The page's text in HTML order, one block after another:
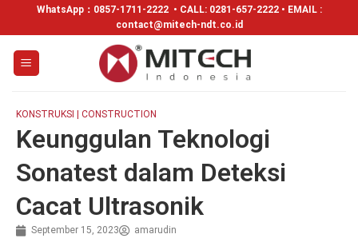
WhatsApp： 0857-1711-2222 • CALL: 0281-657-2222 • EMAIL :
contact@mitech-ndt.co.id
KONSTRUKSI | CONSTRUCTION
Keunggulan Teknologi
Sonatest dalam Deteksi
Cacat Ultrasonik
September 15, 2023 amarudin